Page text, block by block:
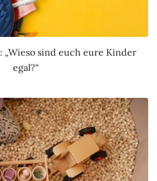
„Wieso sind euch eure Kinder
egal?“